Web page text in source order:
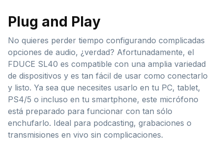
Plug and Play
No quieres perder tiempo configurando complicadas
opciones de audio, ¿verdad? Afortunadamente, el
FDUCE SL40 es compatible con una amplia variedad
de dispositivos y es tan fácil de usar como conectarlo
y listo. Ya sea que necesites usarlo en tu PC, tablet,
PS4/5 o incluso en tu smartphone, este micrófono
está preparado para funcionar con tan sólo
enchufarlo. Ideal para podcasting, grabaciones o
transmisiones en vivo sin complicaciones.